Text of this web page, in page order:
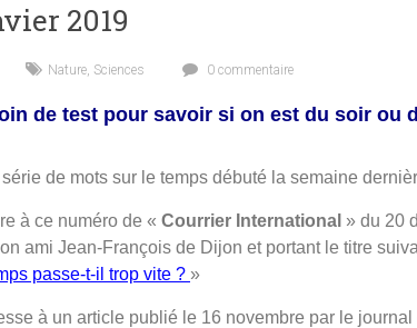
2019
Nature, Sciences 0 commentaire
de test pour savoir si on est du soir ou
de mots sur le temps débuté la semaine
à ce numéro de « Courrier International » du 20
ami Jean-François de Dijon et portant le titre
passe-t-il trop vite ? »
à un article publié le 16 novembre par le